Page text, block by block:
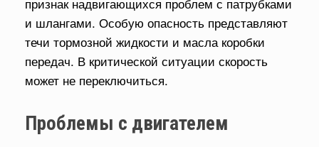
и шлангами. Особую опасность представляют
течи тормозной жидкости и масла коробки
передач. В критической ситуации скорость
может не переключиться.
Проблемы с двигателем